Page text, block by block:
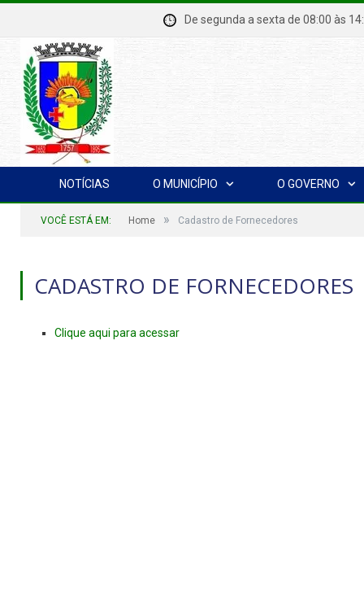
De segunda a sexta de 08:00
NOTÍCIAS O MUNICÍPIO O GOVERNO
VOCÊ ESTÁ EM: Home » Cadastro de Fornecedores
CADASTRO DE FORNECEDORES
Clique aqui para acessar